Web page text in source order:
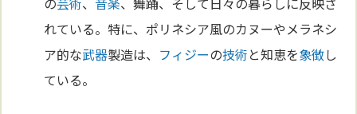
れている。特に、ポリネシア風のカヌーやメラネシ
ア的な武器製造は、 フィジーの技術と知恵を象徴し
ている。